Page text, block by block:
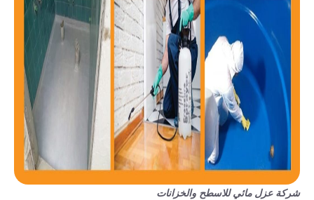
شركة عزل مائي للاسطح والخزانات